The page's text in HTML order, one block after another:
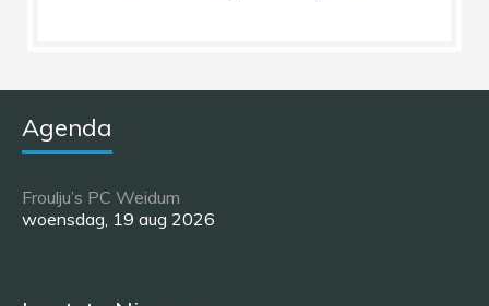
Agenda
Froulju’s PC Weidum
woensdag, 19 aug 2026